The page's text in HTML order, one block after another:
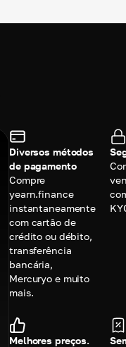
Diversos métodos
de pagamento
Compre
yearn.finance
instantaneamente
com cartão de
crédito ou débito,
transferência
bancária,
Mercuryo e muito
mais.
Melhores preços.